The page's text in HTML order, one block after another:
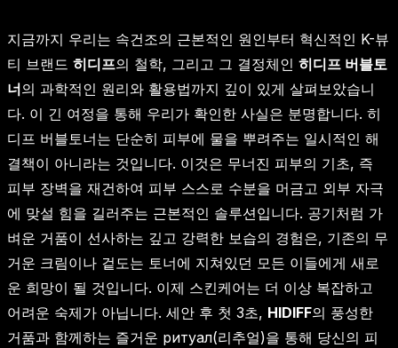
지금까지 우리는 속건조의 근본적인 원인부터 혁신적인 K-뷰
티 브랜드 히디프의 철학, 그리고 그 결정체인 히디프 버블토
너의 과학적인 원리와 활용법까지 깊이 있게 살펴보았습니
다. 이 긴 여정을 통해 우리가 확인한 사실은 분명합니다. 히
디프 버블토너는 단순히 피부에 물을 뿌려주는 일시적인 해
결책이 아니라는 것입니다. 이것은 무너진 피부의 기초, 즉
피부 장벽을 재건하여 피부 스스로 수분을 머금고 외부 자극
에 맞설 힘을 길러주는 근본적인 솔루션입니다. 공기처럼 가
벼운 거품이 선사하는 깊고 강력한 보습의 경험은, 기존의 무
거운 크림이나 겉도는 토너에 지쳐있던 모든 이들에게 새로
운 희망이 될 것입니다. 이제 스킨케어는 더 이상 복잡하고
어려운 숙제가 아닙니다. 세안 후 첫 3초, HIDIFF의 풍성한
거품과 함께하는 즐거운 ритуал(리추얼)을 통해 당신의 피